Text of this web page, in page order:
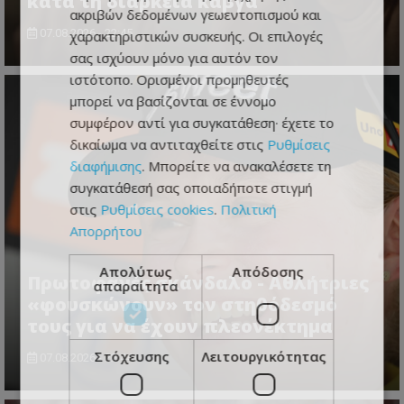
07.08.2026 - 22:45
Πρωτοφανές σκάνδαλο - Aθλήτριες
«φουσκώνουν» τον στηθόδεσμό
τους για να έχουν πλεονέκτημα
07.08.2026 - 22:44
ακριβών δεδομένων γεωεντοπισμού και
χαρακτηριστικών συσκευής. Οι επιλογές
σας ισχύουν μόνο για αυτόν τον
ιστότοπο. Ορισμένοι προμηθευτές
μπορεί να βασίζονται σε έννομο
συμφέρον αντί για συγκατάθεση· έχετε το
δικαίωμα να αντιταχθείτε στις Ρυθμίσεις
διαφήμισης. Μπορείτε να ανακαλέσετε τη
συγκατάθεσή σας οποιαδήποτε στιγμή
στις Ρυθμίσεις cookies. Πολιτική
Απορρήτου
Απολύτως
απαραίτητα
Απόδοσης
Στόχευσης Λειτουργικότητας